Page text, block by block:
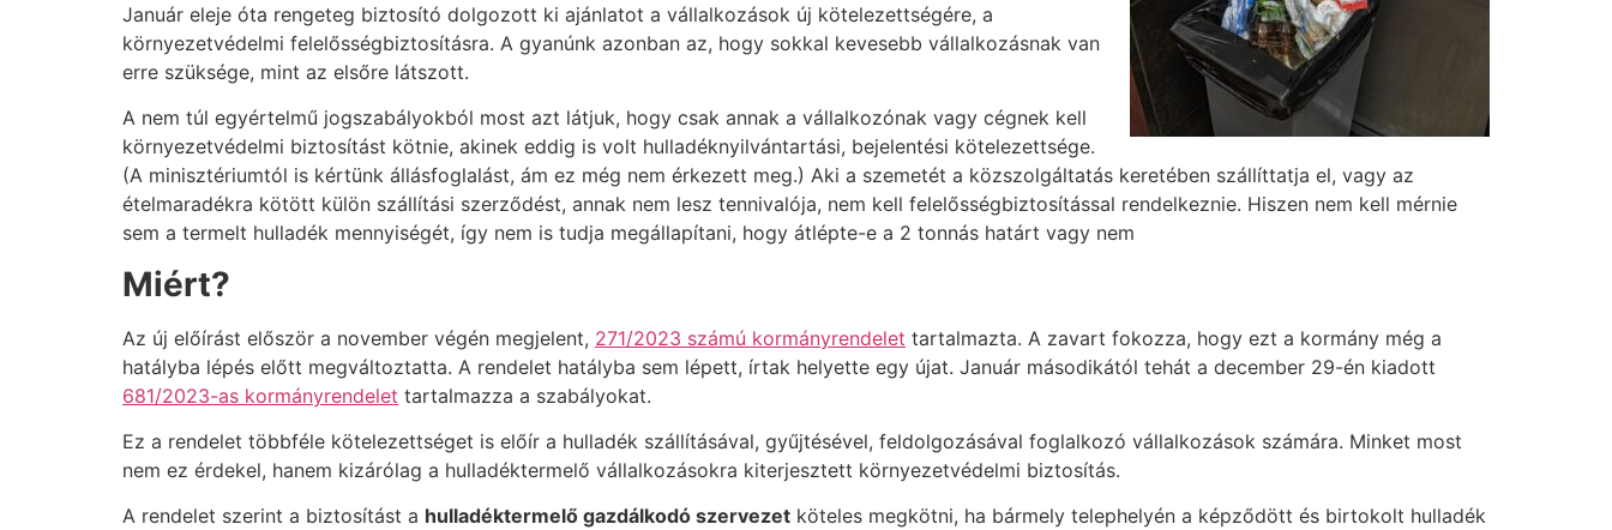
Január eleje óta rengeteg biztosító dolgozott ki ajánlatot a vállalkozások új kötelezettségére, a
környezetvédelmi felelősségbiztosításra. A gyanúnk azonban az, hogy sokkal kevesebb vállalkozásnak van
erre szüksége, mint az elsőre látszott.
A nem túl egyértelmű jogszabályokból most azt látjuk, hogy csak annak a vállalkozónak vagy cégnek kell
környezetvédelmi biztosítást kötnie, akinek eddig is volt hulladéknyilvántartási, bejelentési kötelezettsége.
(A minisztériumtól is kértünk állásfoglalást, ám ez még nem érkezett meg.) Aki a szemetét a közszolgáltatás keretében szállíttatja el, vagy az
ételmaradékra kötött külön szállítási szerződést, annak nem lesz tennivalója, nem kell felelősségbiztosítással rendelkeznie. Hiszen nem kell mérnie
sem a termelt hulladék mennyiségét, így nem is tudja megállapítani, hogy átlépte-e a 2 tonnás határt vagy nem
Miért?
Az új előírást először a november végén megjelent, 271/2023 számú kormányrendelet tartalmazta. A zavart fokozza, hogy ezt a kormány még a
hatályba lépés előtt megváltoztatta. A rendelet hatályba sem lépett, írtak helyette egy újat. Január másodikától tehát a december 29-én kiadott
681/2023-as kormányrendelet tartalmazza a szabályokat.
Ez a rendelet többféle kötelezettséget is előír a hulladék szállításával, gyűjtésével, feldolgozásával foglalkozó vállalkozások számára. Minket most
nem ez érdekel, hanem kizárólag a hulladéktermelő vállalkozásokra kiterjesztett környezetvédelmi biztosítás.
A rendelet szerint a biztosítást a hulladéktermelő gazdálkodó szervezet köteles megkötni, ha bármely telephelyén a képződött és birtokolt hulladék